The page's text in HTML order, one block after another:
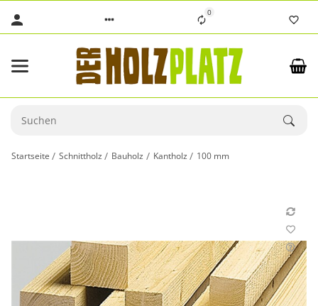
0
Startseite Schnittholz Bauholz Kantholz 100 mm